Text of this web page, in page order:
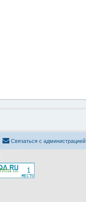
Связаться с администрацией